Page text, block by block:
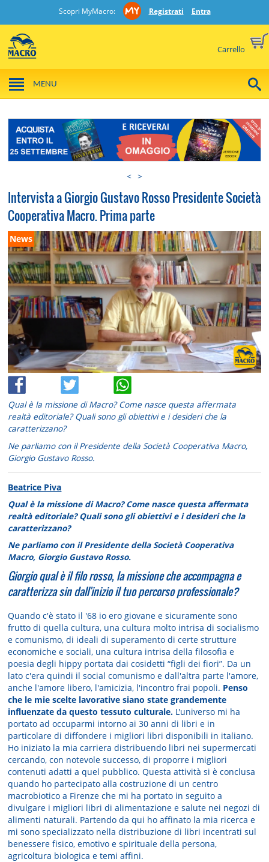
Scopri MyMacro: Registrati Entra
Carrello
MENU
< >
Intervista a Giorgio Gustavo Rosso Presidente Società
Cooperativa Macro. Prima parte
News
Qual è la missione di Macro? Come nasce questa affermata
realtà editoriale? Quali sono gli obiettivi e i desideri che la
caratterizzano?
Ne parliamo con il Presidente della Società Cooperativa Macro,
Giorgio Gustavo Rosso.
Beatrice Piva
Qual è la missione di Macro? Come nasce questa affermata
realtà editoriale? Quali sono gli obiettivi e i desideri che la
caratterizzano?
Ne parliamo con il Presidente della Società Cooperativa
Macro, Giorgio Gustavo Rosso.
Giorgio qual è il filo rosso, la missione che accompagna e
caratterizza sin dall'inizio il tuo percorso professionale?
Quando c'è stato il '68 io ero giovane e sicuramente sono
frutto di quella cultura, una cultura molto intrisa di socialismo
e comunismo, di ideali di superamento di certe strutture
economiche e sociali, una cultura intrisa della filosofia e
poesia degli hippy portata dai cosidetti “figli dei fiori”. Da un
lato c'era quindi il social comunismo e dall'altra parte l'amore,
anche l'amore libero, l'amicizia, l'incontro frai popoli. Penso
che le mie scelte lavorative siano state grandemente
influenzate da questo tessuto culturale. L'universo mi ha
portato ad occuparmi intorno ai 30 anni di libri e in
particolare di diffondere i migliori libri disponibili in italiano.
Ho iniziato la mia carriera distribuendo libri nei supermercati
cercando, con notevole successo, di proporre i migliori
contenuti adatti a quel pubblico. Questa attività si è conclusa
quando ho partecipato alla costruzione di un centro
macrobiotico a Firenze che mi ha portato in seguito a
divulgare i migliori libri di alimentazione e salute nei negozi di
alimenti naturali. Partendo da qui ho affinato la mia ricerca e
mi sono specializzato nella distribuzione di libri incentrati sul
benessere fisico, emotivo e spirituale della persona,
agricoltura biologica e temi affini.